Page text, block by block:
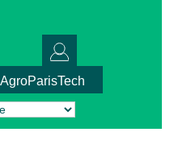
Translate